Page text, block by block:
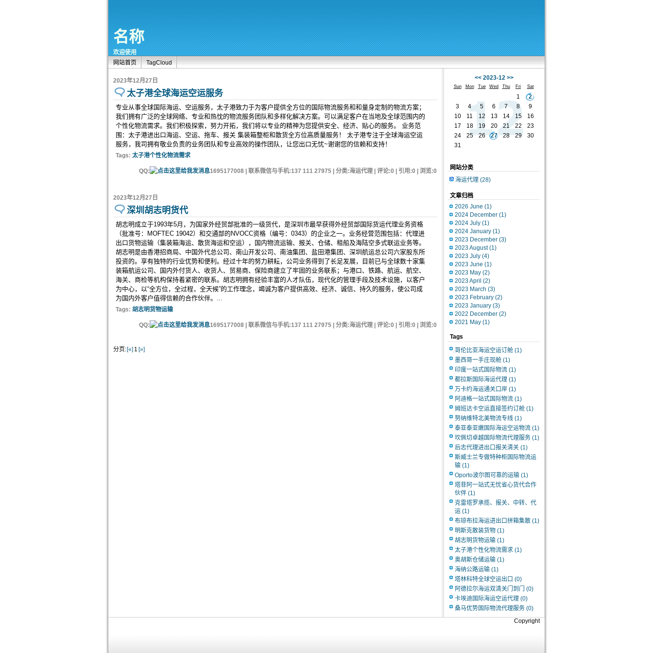
名称
欢迎使用
网站首页
TagCloud
2023年12月27日
太子港全球海运空运服务
专业从事全球国际海运、空运服务，太子港致力于为客户提供全方位的国际物流服务和和量身定制的物流方案；
我们拥有广泛的全球网络、专业和热忱的物流服务团队和多样化解决方案。可以满足客户在当地及全球范围内的
个性化物流需求。我们积极探索，努力开拓，我们将以专业的精神为您提供安全、经济、贴心的服务。 业务范
围：太子港进出口海运、空运、拖车、报关 集装箱整柜和散货全方位高质量服务！ 太子港专注于全球海运空运
服务，我司拥有敬业负责的业务团队和专业高效的操作团队，让您出口无忧~谢谢您的信赖和支持！
Tags: 太子港个性化物流需求
QQ: 1695177008 | 联系微信与手机:137 111 27975 | 分类:海运代理 | 评论:0 | 引用:0 | 浏览:0
2023年12月27日
深圳胡志明货代
胡志明成立于1993年5月，为国家外经贸部批准的一级货代，是深圳市最早获得外经贸部国际货运代理业务资格
（批准号：MOFTEC 19042）和交通部的NVOCC资格（编号：0343）的企业之一。业务经营范围包括：代理进
出口货物运输（集装箱海运、散货海运和空运），国内物流运输、报关、仓储、租船及海陆空多式联运业务等。
胡志明是由香港招商局、中国外代总公司、南山开发公司、南油集团、盐田港集团、深圳航运总公司六家股东所
投资的。享有独特的行业优势和便利。经过十年的努力耕耘，公司业务得到了长足发展，目前已与全球数十家集
装箱航运公司、国内外付货人、收货人、贸易商、保险商建立了牢固的业务联系；与港口、铁路、航运、航空、
海关、商检等机构保持着紧密的联系。胡志明拥有经验丰富的人才队伍，现代化的管理手段及技术设施，以客户
为中心，以“全方位，全过程，全天候”的工作理念，竭诚为客户提供高效、经济、诚信、持久的服务，使公司成
为国内外客户值得信赖的合作伙伴。...
Tags: 胡志明货物运输
QQ: 1695177008 | 联系微信与手机:137 111 27975 | 分类:海运代理 | 评论:0 | 引用:0 | 浏览:0
分页: [«] 1 [»]
<< 2023-12 >>
Sun Mon Tue Wed Thu Fri Sat
1
2
3
4 5 6 7 8
9
10
11 12 13 14 15
16
17
18 19 20 21 22
23
24
25 26 27 28 29
30
31
网站分类
海运代理 (28)
文章归档
2026 June (1)
2024 December (1)
2024 July (1)
2024 January (1)
2023 December (3)
2023 August(1)
2023 July (4)
2023 June (1)
2023 May (2)
2023 April (2)
2023 March (3)
2023 February (2)
2023 January (3)
2022 December (2)
2021 May (1)
Tags
哥伦比亚海运空运订舱 (1)
墨西哥一手庄现舱 (1)
印度一站式国际物流 (1)
都拉斯国际海运代理 (1)
万卡约海运通关口岸 (1)
阿迪格一站式国际物流 (1)
姆班达卡空运直接签约订舱 (1)
努纳维特北美物流专线 (1)
泰亚泰亚嫩国际海运空运物流 (1)
坎佩切卓越国际物流代理服务 (1)
后志代理进出口报关清关 (1)
斯威士兰专做特种柜国际物流运
输 (1)
Oporto波尔图可靠的运输 (1)
塔菲阿一站式无忧省心货代合作
伙伴 (1)
克雷塔罗承揽、报关、中转、代
运 (1)
布琼布拉海运进出口拼箱集散 (1)
明斯克散装货物 (1)
胡志明货物运输 (1)
太子港个性化物流需求 (1)
奥胡斯仓储运输 (1)
海纳公路运输 (1)
塔林科特全球空运出口 (0)
阿德拉尔海运双清关门到门 (0)
卡埃迪国际海运空运代理 (0)
桑马优势国际物流代理服务 (0)
Copyright